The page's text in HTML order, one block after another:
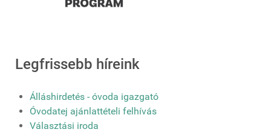
Legfrissebb híreink
Álláshirdetés - óvoda igazgató
Óvodatej ajánlattételi felhívás
Választási iroda